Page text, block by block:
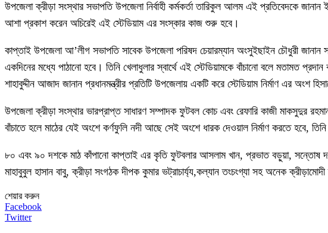
উপজেলা ক্রীড়া সংস্থার সভাপতি উপজেলা নির্বাহী কর্মকর্তা তারিকুল আলম এই প্রতিবেদকে
আশা প্রকাশ করেন অচিরেই এই স্টেডিয়াম এর সংস্কার কাজ শুরু হবে।
কাপ্তাই উপজেলা আ’লীগ সভাপতি সাবেক উপজেলা পরিষদ চেয়ারম্যান অংসুইছাইন চৌধুরী জানান
একদিনের মধ্যে পাঠানো হবে। তিনি খেলাধুলার স্বার্থে এই স্টেডিয়ামকে বাঁচানো বলে মতামত
শাহাবুদ্দীন আজাদ জানান প্রধানমন্ত্রীর প্রতিটি উপজেলায় একটি করে স্টেডিয়াম নির্মাণ এর অংশ
উপজেলা ক্রীড়া সংস্থার ভারপ্রাপ্ত সাধারণ সম্পাদক ফুটবল কোচ এবং রেফারি কাজী মাকসুদুর
বাঁচাতে হলে মাঠের যেই অংশে কর্ণফুলি নদী আছে সেই অংশে ধারক দেওয়াল নির্মাণ করতে হবে,
৮০ এবং ৯০ দশকে মাঠ কাঁপানো কাপ্তাই এর কৃতি ফুটবলার আসলাম খান, প্রভাত বড়ুয়া, সন্তোষ
মাহাবুবুল হাসান বাবু, ক্রীড়া সংগঠক দীপক কুমার ভট্রাচার্য্য,কল্যান তংচংগ্যা সহ অনেক
শেয়ার করুন
Facebook
Twitter